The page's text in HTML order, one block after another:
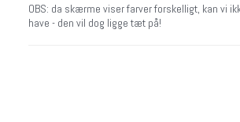
OBS: da skærme viser farver forskelligt, kan vi
have - den vil dog ligge tæt på!